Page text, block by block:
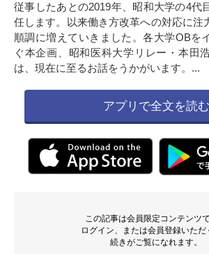
従事したあとの2019年、昭和大学の4代
任します。以来働き方改革への対応に注
順調に増えていきました。各大学OBを
ぐ本企画、昭和医科大学リレー・本田
は、現在に至るお話をうかがいます。...
アプリで全文を読む
この記事は会員限定コンテンツで
ログイン、または会員登録いただ
続きがご覧になれます。